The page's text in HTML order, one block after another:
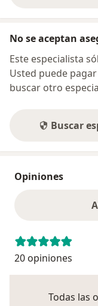
No se aceptan
Este especialista
Usted puede
buscar otro
Buscar
Opiniones
20 opiniones
Todas las